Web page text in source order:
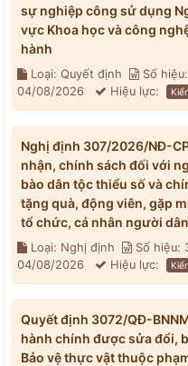
sự nghiệp công sử dụng
vực Khoa học và công
hành
Loại: Quyết định Số
04/08/2026
Hiệu lực:
Nghị định 307/2026/NĐ-
nhận, chính sách đối với
bào dân tộc thiểu số và
tặng quà, động viên, gặp
tổ chức, cá nhân người
Loại: Nghị định Số hiệu:
04/08/2026
Hiệu lực:
Quyết định 3072/QĐ-
hành chính được sửa đổi,
Bảo vệ thực vật thuộc